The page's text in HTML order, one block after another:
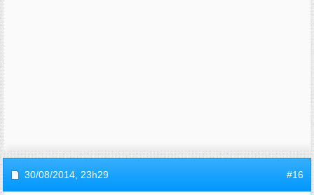
30/08/2014, 23h29 #16